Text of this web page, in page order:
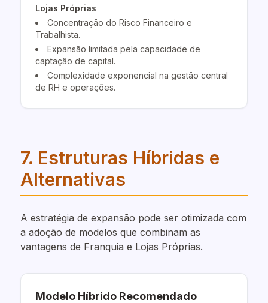
Lojas Próprias
Concentração do Risco Financeiro e
Trabalhista.
Expansão limitada pela capacidade de
captação de capital.
Complexidade exponencial na gestão central
de RH e operações.
7. Estruturas Híbridas e
Alternativas
A estratégia de expansão pode ser otimizada com
a adoção de modelos que combinam as
vantagens de Franquia e Lojas Próprias.
Modelo Híbrido Recomendado